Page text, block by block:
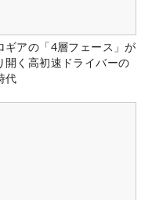
ギアの「4層フェース」が
開く高初速ドライバーの
代